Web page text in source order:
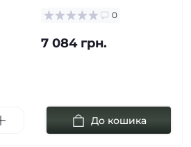
0
7 084 грн.
До кошика